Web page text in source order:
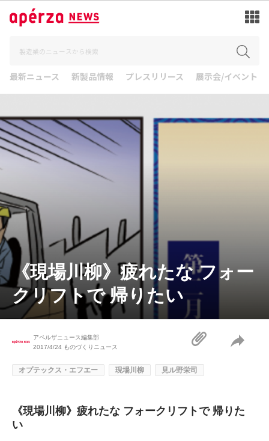
最新ニュース 新製品情報 プレスリリース 展示会/イベント
《現場川柳》疲れたな フォー
クリフトで 帰りたい
アペルザニュース編集部
2017/4/24 ものづくりニュース
オプテックス・エフエー 現場川柳 見ル野栄司
《現場川柳》疲れたな フォークリフトで 帰りた
い